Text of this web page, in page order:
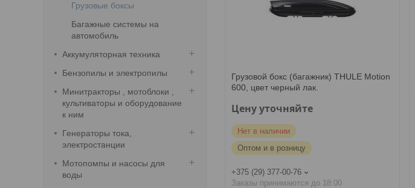
Грузовые боксы
Багажные системы на
автомобиль
Аккумуляторная техника
Бензопилы и электропилы
Минитракторы , мотоблоки ,
культиваторы и оборудование
к ним
Генераторы тока,
электростанции
Мотопомпы и насосы для
воды
Грузовой бокс (багажник) THULE Motion
600, цвет черный лак.
Цену уточняйте
Нет в наличии
Оптом и в розницу
+375 (29) 377-00-76
Заказы принимаются до 18:00